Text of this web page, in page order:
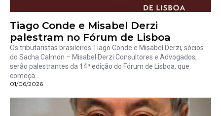
Tiago Conde e Misabel Derzi
palestram no Fórum de Lisboa
Os tributaristas brasileiros Tiago Conde e Misabel Derzi, sócios
do Sacha Calmon – Misabel Derzi Consultores e Advogados,
serão palestrantes da 14ª edição do Fórum de Lisboa, que
começa...
01/06/2026